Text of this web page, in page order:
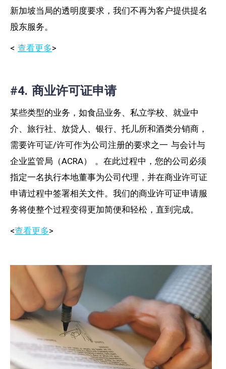
新加坡当局的透明度要求，我们不再为客户提供提名
股东服务。
< 查看更多>
#4. 商业许可证申请
某些类型的业务，如食品业务、私立学校、就业中
介、旅行社、放贷人、银行、托儿所和酒类分销商，
需要许可证/许可作为公司注册的要求之一 与会计与
企业监管局（ACRA）
。在此过程中 ，您的公司必须
指定一名执行本地董事为公司代理，并在商业许可证
申请过程中签署相关文件。我们的商业许可证申请服
务将使整个过程变得更加简便和轻松，直到完成。
<查看更多>